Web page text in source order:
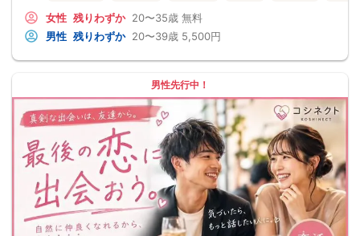
女性 残りわずか 20〜35歳 無料
男性 残りわずか 20〜39歳 5,500円
男性先行中！